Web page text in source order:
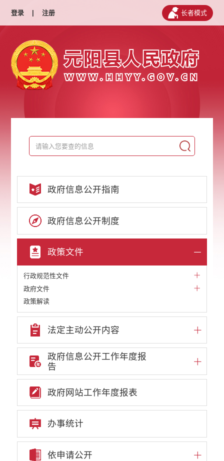
登录 | 注册 长者模式
政府信息公开指南
政府信息公开制度
政策文件
行政规范性文件
政府文件
政策解读
法定主动公开内容
政府信息公开工作年度报
告
政府网站工作年度报表
办事统计
依申请公开